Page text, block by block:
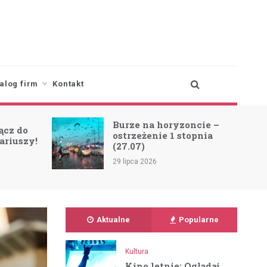
firm Kontakt
–
Zmiana trasy linii 97
A/B z powodu koncertu
SCORPIONS!
23 lipca 2026
Aktualne Popularne
Kultura